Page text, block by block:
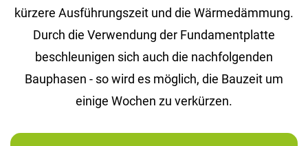
kürzere Ausführungszeit und die Wärmedämmung.
Durch die Verwendung der Fundamentplatte
beschleunigen sich auch die nachfolgenden
Bauphasen - so wird es möglich, die Bauzeit um
einige Wochen zu verkürzen.